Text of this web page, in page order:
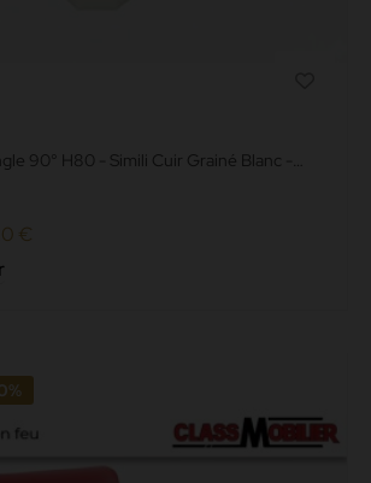
90° H80 - Simili Cuir Grainé Blanc -
€